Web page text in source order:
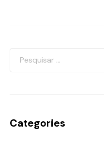
Categories